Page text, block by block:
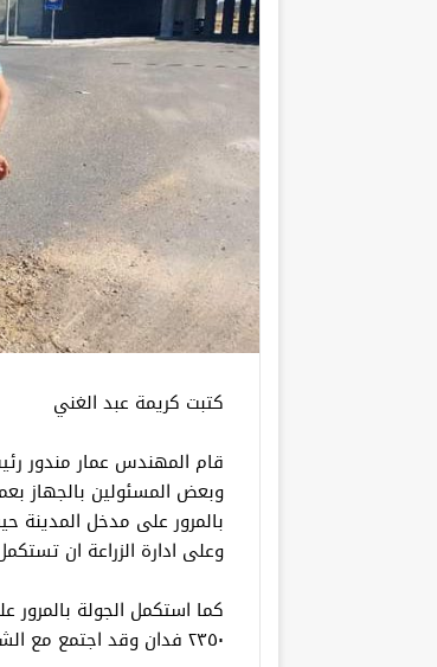
كتبت كريمة عبد الغني
قام المهندس عمار مندور
وبعض المسئولين بالجهاز
بالمرور على مدخل المدينة
وعلى ادارة الزراعة ان
كما استكمل الجولة
٢٣٥٠ فدان وقد اجتمع مع الشركات العاملة والاستشاري المشرف على المشروع بموقع العمل.